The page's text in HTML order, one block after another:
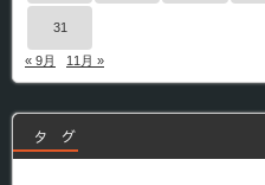
31
« 9月 11月 »
タ グ